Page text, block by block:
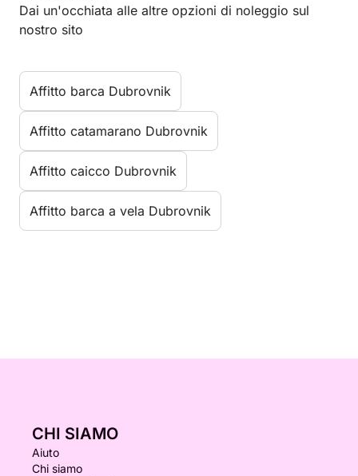
Dai un'occhiata alle altre opzioni di noleggio sul
nostro sito
Affitto barca Dubrovnik
Affitto catamarano Dubrovnik
Affitto caicco Dubrovnik
Affitto barca a vela Dubrovnik
CHI SIAMO
Aiuto
Chi siamo